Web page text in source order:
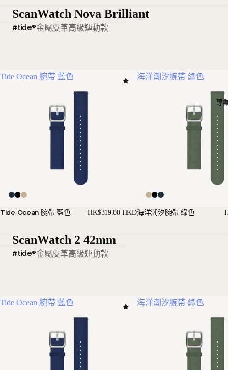
專
ScanWatch Nova Brilliant
#tide®金屬皮革高級運動款
Tide Ocean 腕帶 藍色
Tide Ocean 腕帶 藍色 HK$319.00 HKD
海洋潮汐腕帶 綠色
海洋潮汐腕帶 綠色
ScanWatch 2 42mm
#tide®金屬皮革高級運動款
Tide Ocean 腕帶 藍色 海洋潮汐腕帶 綠色